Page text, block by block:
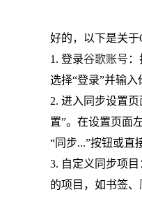
好的，以下是关于
1. 登录谷歌账号
选择“登录”并输
2. 进入同步设置
置”。在设置页面
“同步...”按钮或直
3. 自定义同步项
的项目，如书签、